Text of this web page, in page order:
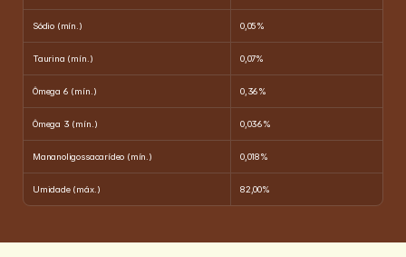
Sódio (mín.) 0,05%
Taurina (mín.) 0,07%
Ômega 6 (mín.) 0,36%
Ômega 3 (mín.) 0,036%
Mananoligossacarídeo (mín.) 0,018%
Umidade (máx.) 82,00%